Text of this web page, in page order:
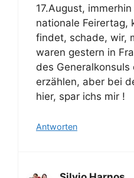
17.August,
nationale Feirertag,
findet, schade, wir,
waren gestern in
des
erzählen, aber bei
hier, spar ichs mir !
Antworten